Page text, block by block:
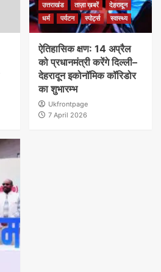
उत्तराखंड ताज़ा ख़बरें
देहरादून
धर्म
पर्यटन स्पोर्ट्स स्वास्थ्य
ऐतिहासिक क्षण: 14 अप्रैल
को प्रधानमंत्री करेंगे दिल्ली–
देहरादून इकोनॉमिक कॉरिडोर
का शुभारम्भ
Ukfrontpage
7 April 2026